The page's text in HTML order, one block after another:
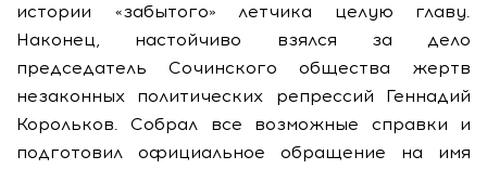
истории «забытого» летчика целую главу.
Наконец, настойчиво взялся за дело
председатель Сочинского общества жертв
незаконных политических репрессий Геннадий
Корольков. Собрал все возможные справки и
подготовил официальное обращение на имя